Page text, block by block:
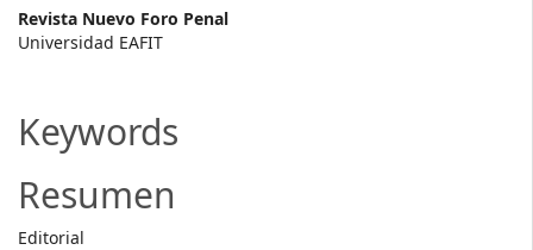
Main
Article
Revista Nuevo Foro Penal
Universidad EAFIT
Keywords
Resumen
Editorial